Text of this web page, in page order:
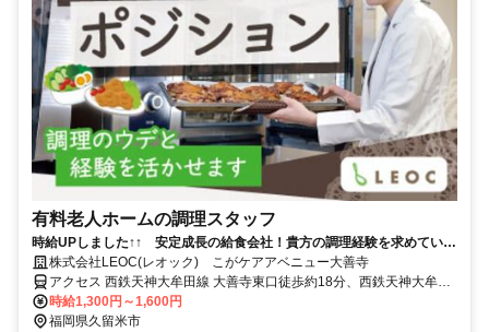
有料老人ホームの調理スタッフ
時給UPしました↑↑ 安定成長の給食会社！貴方の調理経験を求めていま
す♪株式会社LEOC(レオック) こがケアアベニュー大善寺
アクセス 西鉄天神大牟田線 大善寺東口徒歩約18分、西鉄天神大牟田
線 三潴徒歩約22分、ＪＲ鹿児島本線 荒木徒歩約25分 大善寺駅より徒
歩18分
時給1,300円～1,600円
福岡県久留米市